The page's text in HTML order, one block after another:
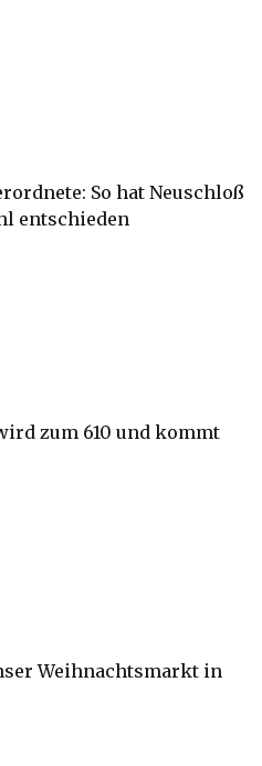
So hat Neuschloß
entschieden
zum 610 und kommt
Weihnachtsmarkt in